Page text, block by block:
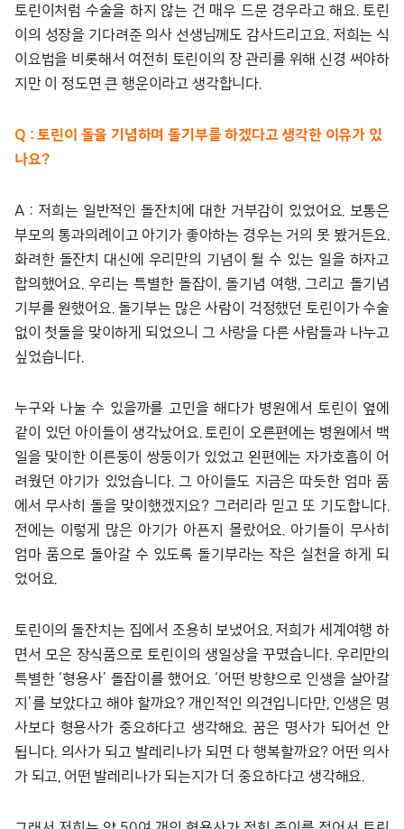
토린이처럼 수술을 하지 않는 건 매우 드문 경우라고 해요. 토린
이의 성장을 기다려준 의사 선생님께도 감사드리고요. 저희는 식
이요법을 비롯해서 여전히 토린이의 장 관리를 위해 신경 써야하
지만 이 정도면 큰 행운이라고 생각합니다.
Q : 토린이 돌을 기념하며 돌기부를 하겠다고 생각한 이유가 있
나요?
A : 저희는 일반적인 돌잔치에 대한 거부감이 있었어요. 보통은
부모의 통과의례이고 아기가 좋아하는 경우는 거의 못 봤거든요.
화려한 돌잔치 대신에 우리만의 기념이 될 수 있는 일을 하자고
합의했어요. 우리는 특별한 돌잡이, 돌기념 여행, 그리고 돌기념
기부를 원했어요. 돌기부는 많은 사람이 걱정했던 토린이가 수술
없이 첫돌을 맞이하게 되었으니 그 사랑을 다른 사람들과 나누고
싶었습니다.
누구와 나눌 수 있을까를 고민을 해다가 병원에서 토린이 옆에
같이 있던 아이들이 생각났어요. 토린이 오른편에는 병원에서 백
일을 맞이한 이른둥이 쌍둥이가 있었고 왼편에는 자가호흡이 어
려웠던 아기가 있었습니다. 그 아이들도 지금은 따듯한 엄마 품
에서 무사히 돌을 맞이했겠지요? 그러리라 믿고 또 기도합니다.
전에는 이렇게 많은 아기가 아픈지 몰랐어요. 아기들이 무사히
엄마 품으로 돌아갈 수 있도록 돌기부라는 작은 실천을 하게 되
었어요.
토린이의 돌잔치는 집에서 조용히 보냈어요. 저희가 세계여행 하
면서 모은 장식품으로 토린이의 생일상을 꾸몄습니다. 우리만의
특별한 ‘형용사’ 돌잡이를 했어요. ‘어떤 방향으로 인생을 살아갈
지’를 보았다고 해야 할까요? 개인적인 의견입니다만, 인생은 명
사보다 형용사가 중요하다고 생각해요. 꿈은 명사가 되어선 안
됩니다. 의사가 되고 발레리나가 되면 다 행복할까요? 어떤 의사
가 되고, 어떤 발레리나가 되는지가 더 중요하다고 생각해요.